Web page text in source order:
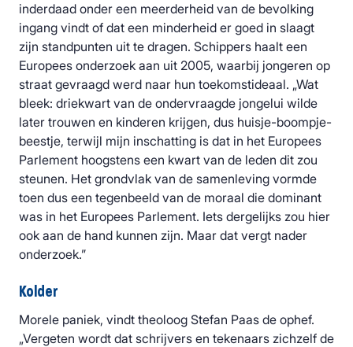
inderdaad onder een meerderheid van de bevolking
ingang vindt of dat een minderheid er goed in slaagt
zijn standpunten uit te dragen. Schippers haalt een
Europees onderzoek aan uit 2005, waarbij jongeren op
straat gevraagd werd naar hun toekomstideaal. „Wat
bleek: driekwart van de ondervraagde jongelui wilde
later trouwen en kinderen krijgen, dus huisje-boompje-
beestje, terwijl mijn inschatting is dat in het Europees
Parlement hoogstens een kwart van de leden dit zou
steunen. Het grondvlak van de samenleving vormde
toen dus een tegenbeeld van de moraal die dominant
was in het Europees Parlement. Iets dergelijks zou hier
ook aan de hand kunnen zijn. Maar dat vergt nader
onderzoek.”
Kolder
Morele paniek, vindt theoloog Stefan Paas de ophef.
„Vergeten wordt dat schrijvers en tekenaars zichzelf de